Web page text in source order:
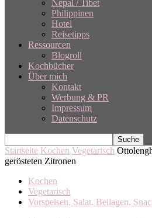
Nepal / Tibet
Philippinen
Hotel
Reisetipps
Ressourcen
Blogroll
Kochbücher
Über mich
Kontakt
Werbung & PR
Impressum
Datenschutz
Startseite Kochen Vegetarisch
gerösteten Zitronen
Kochen
Vegetarisch
Vorspeisen, Salat, Beilagen,